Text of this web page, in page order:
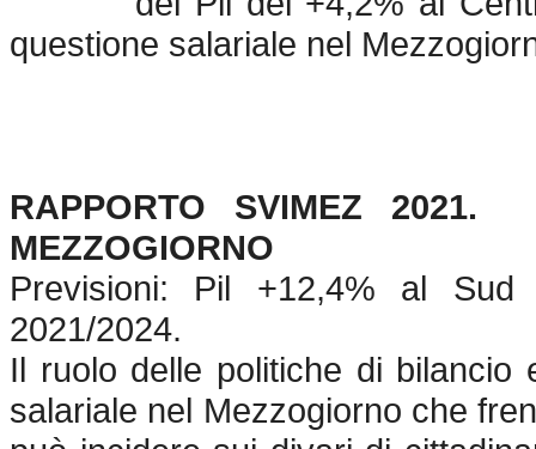
questione salariale nel
RAPPORTO SVIMEZ 2021.
MEZZOGIORNO
Previsioni: Pil +12,4% al Sud
2021/2024.
Il ruolo delle politiche di
salariale nel Mezzogiorno che